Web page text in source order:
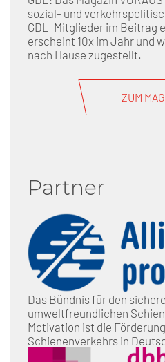
sozial- und
GDL-Mitglieder im Beitrag
erscheint 10x im Jahr und
nach Hause zugestellt.
ZUM
Partner
Das Bündnis für den
umweltfreundlichen
Motivation ist die
Schienenverkehrs in